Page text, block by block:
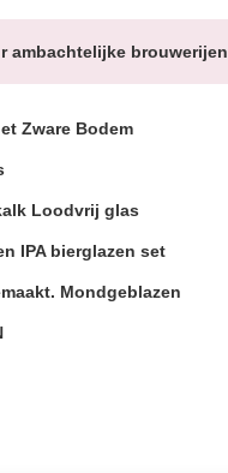
ambachtelijke brouwerijen
Zware Bodem
Loodvrij glas
IPA bierglazen set
Mondgeblazen